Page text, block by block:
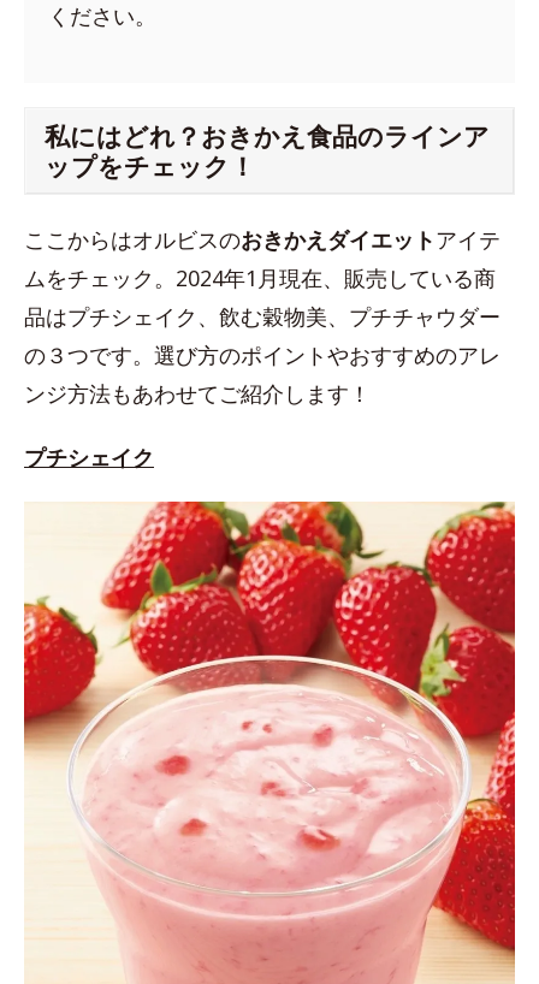
ください。
私にはどれ？おきかえ食品のラインア
ップをチェック！
ここからはオルビスのおきかえダイエットアイテ
ムをチェック。2024年1月現在、販売している商
品はプチシェイク、飲む穀物美、プチチャウダー
の３つです。選び方のポイントやおすすめのアレ
ンジ方法もあわせてご紹介します！
プチシェイク